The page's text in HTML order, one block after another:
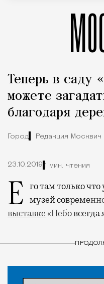
Теперь в саду
можете
благодаря
Город Редакция Москвич
23.10.2019 1 мин. чтения
Его там только что установил Московский музей совреме
выставке«Небовсегда